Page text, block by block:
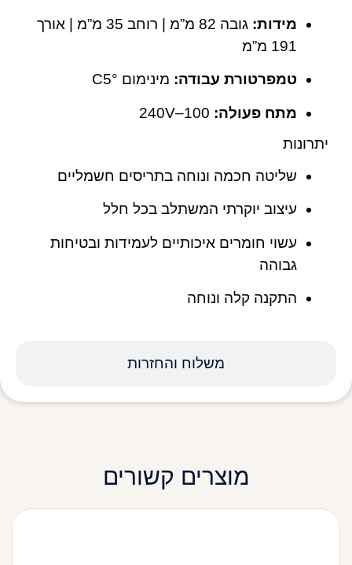
משלוח והחזרות
מידות:
גובה 82 מ”מ | רוחב 35 מ”מ | אורך
191 מ”מ
טמפרטורת עבודה: מינימום °C5
מתח פעולה:
יתרונות
שליטה חכמה ונוחה בתריסים חשמליים
עיצוב יוקרתי המשתלב בכל חלל
עשוי חומרים איכותיים לעמידות ובטיחות
גבוהה
התקנה קלה ונוחה
מוצרים קשורים